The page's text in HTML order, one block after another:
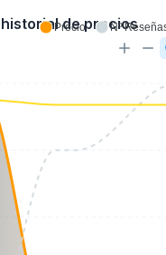
de precios
Precio Nº